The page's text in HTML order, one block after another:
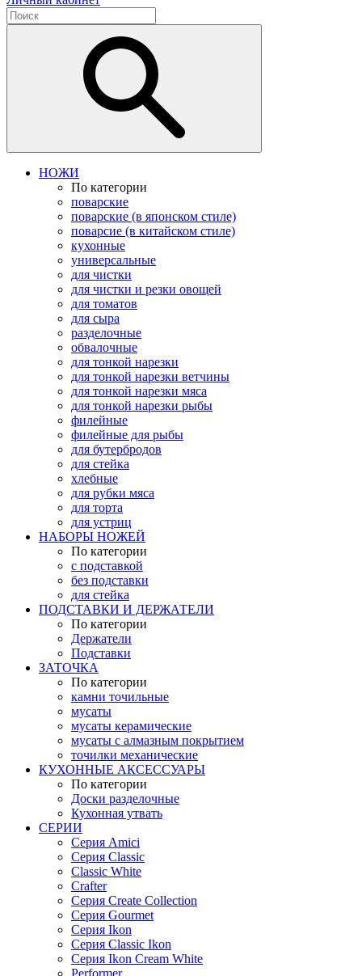
НОЖИ
По категории
поварские
поварские (в японском стиле)
поварсие (в китайском стиле)
кухонные
универсальные
для чистки
для чистки и резки овощей
для томатов
для сыра
разделочные
обвалочные
для тонкой нарезки
для тонкой нарезки ветчины
для тонкой нарезки мяса
для тонкой нарезки рыбы
филейные
филейные для рыбы
для бутербродов
для стейка
хлебные
для рубки мяса
для торта
для устриц
НАБОРЫ НОЖЕЙ
По категории
с подставкой
без подставки
для стейка
ПОДСТАВКИ И ДЕРЖАТЕЛИ
По категории
Держатели
Подставки
ЗАТОЧКА
По категории
камни точильные
мусаты
мусаты керамические
мусаты с алмазным покрытием
точилки механические
КУХОННЫЕ АКСЕССУАРЫ
По категории
Доски разделочные
Кухонная утвать
СЕРИИ
Серия Amici
Серия Classic
Classic White
Crafter
Серия Create Collection
Серия Gourmet
Серия Ikon
Серия Classic Ikon
Серия Ikon Cream White
Performer